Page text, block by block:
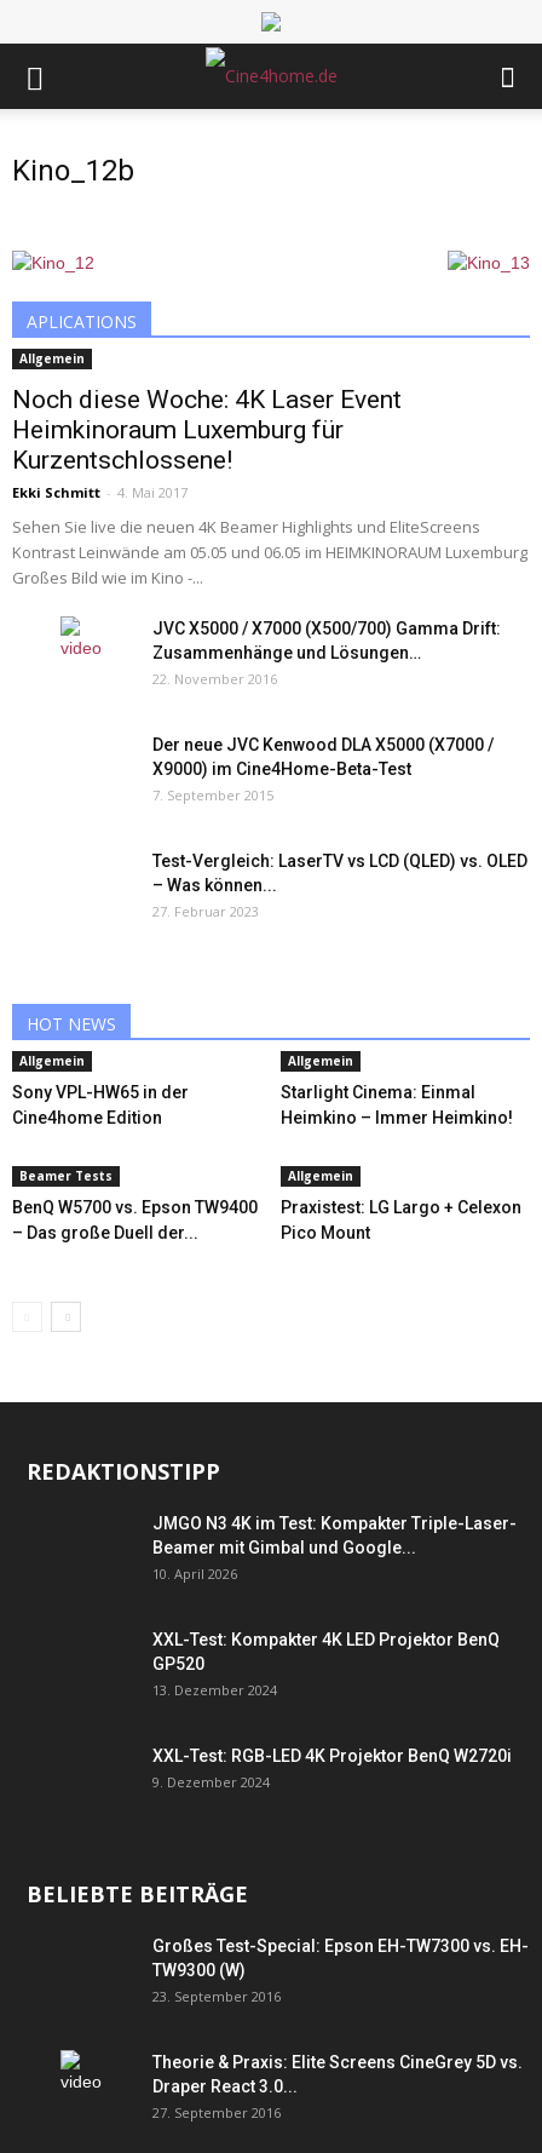
Kino_12b
APLICATIONS
Allgemein
Noch diese Woche: 4K Laser Event
Heimkinoraum Luxemburg für
Kurzentschlossene!
Ekki Schmitt - 4. Mai 2017
Sehen Sie live die neuen 4K Beamer Highlights und EliteScreens
Kontrast Leinwände am 05.05 und 06.05 im HEIMKINORAUM Luxemburg
Großes Bild wie im Kino -...
JVC X5000 / X7000 (X500/700) Gamma Drift:
Zusammenhänge und Lösungen…
22. November 2016
Der neue JVC Kenwood DLA X5000 (X7000 /
X9000) im Cine4Home-Beta-Test
7. September 2015
Test-Vergleich: LaserTV vs LCD (QLED) vs. OLED
– Was können...
27. Februar 2023
HOT NEWS
Allgemein
Sony VPL-HW65 in der
Cine4home Edition
Allgemein
Starlight Cinema: Einmal
Heimkino – Immer Heimkino!
Beamer Tests
BenQ W5700 vs. Epson TW9400
– Das große Duell der...
Allgemein
Praxistest: LG Largo + Celexon
Pico Mount
REDAKTIONSTIPP
JMGO N3 4K im Test: Kompakter Triple-Laser-
Beamer mit Gimbal und Google...
10. April 2026
XXL-Test: Kompakter 4K LED Projektor BenQ
GP520
13. Dezember 2024
XXL-Test: RGB-LED 4K Projektor BenQ W2720i
9. Dezember 2024
BELIEBTE BEITRÄGE
Großes Test-Special: Epson EH-TW7300 vs. EH-
TW9300 (W)
23. September 2016
Theorie & Praxis: Elite Screens CineGrey 5D vs.
Draper React 3.0...
27. September 2016